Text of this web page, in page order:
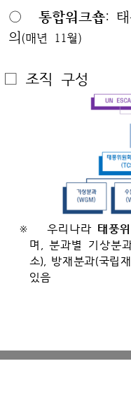
○ 통합워크숍: 태
의(매년 11월)
□ 조직 구성
※ 우리나라 태풍
며, 분과별 기상분
소), 방재분과(국립
있음